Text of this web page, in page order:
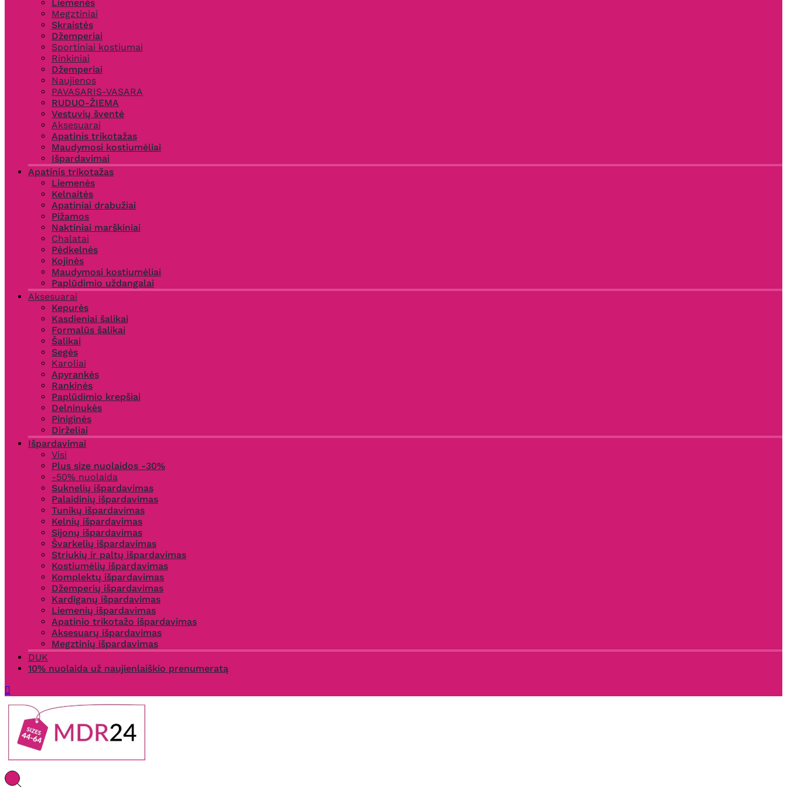
Liemenės
Megztiniai
Skraistės
Džemperiai
Sportiniai kostiumai
Rinkiniai
Džemperiai
Naujienos
PAVASARIS-VASARA
RUDUO-ŽIEMA
Vestuvių šventė
Aksesuarai
Apatinis trikotažas
Maudymosi kostiumėliai
Išpardavimai
Apatinis trikotažas
Liemenės
Kelnaitės
Apatiniai drabužiai
Pižamos
Naktiniai marškiniai
Chalatai
Pėdkelnės
Kojinės
Maudymosi kostiumėliai
Paplūdimio uždangalai
Aksesuarai
Kepurės
Kasdieniai šalikai
Formalūs šalikai
Šalikai
Segės
Karoliai
Apyrankės
Rankinės
Paplūdimio krepšiai
Delninukės
Piniginės
Dirželiai
Išpardavimai
Visi
Plus size nuolaidos -30%
-50% nuolaida
Suknelių išpardavimas
Palaidinių išpardavimas
Tunikų išpardavimas
Kelnių išpardavimas
Sijonų išpardavimas
Švarkelių išpardavimas
Striukių ir paltų išpardavimas
Kostiumėlių išpardavimas
Komplektų išpardavimas
Džemperių išpardavimas
Kardiganų išpardavimas
Liemenių išpardavimas
Apatinio trikotažo išpardavimas
Aksesuarų išpardavimas
Megztinių išpardavimas
DUK
10% nuolaida už naujienlaiškio prenumeratą
